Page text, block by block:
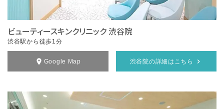
ビューティースキンクリニック 渋谷院
渋谷駅から徒歩1分
Google Map 渋谷院の詳細はこちら